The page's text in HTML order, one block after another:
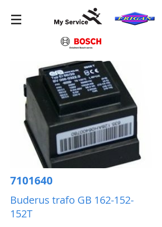
7101640
Buderus trafo GB 162-152-
152T